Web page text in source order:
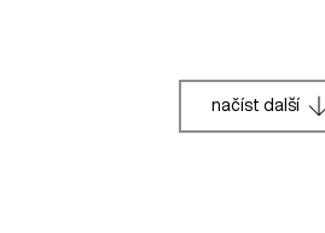
načíst další